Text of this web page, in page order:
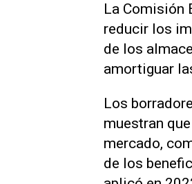
​La Comisión
reducir los
de los
amortiguar
Los
muestran
mercado,
de los